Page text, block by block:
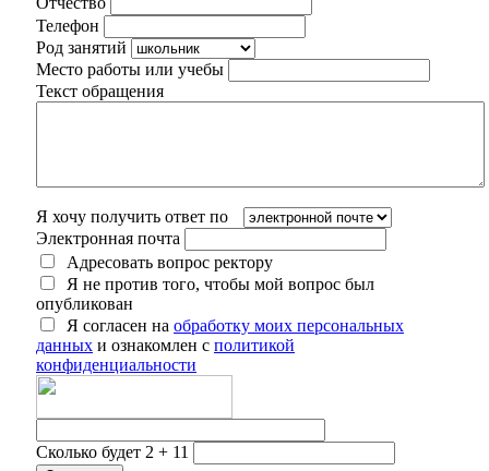
Телефон
Род занятий
Место работы или учебы
Текст обращения
Я хочу получить ответ по
Электронная почта
Адресовать вопрос ректору
Я не против того, чтобы мой вопрос был
опубликован
Я согласен на обработку моих персональных
данных и ознакомлен с политикой
конфиденциальности
Сколько будет 2 + 11